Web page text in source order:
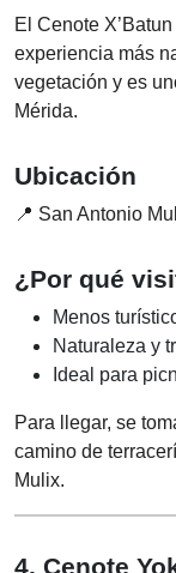
El Cenote
experiencia más
vegetación y es
Mérida.
Ubicación
📍 San Antonio
¿Por qué
Menos
Naturaleza y
Ideal para
Para llegar, se
camino de
Mulix.
4. Cenote